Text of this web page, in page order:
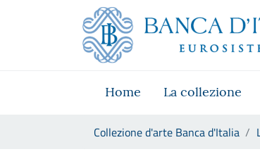
Skip to Main Content
Vai al sito istituzionale
Vai al menu di navigazione
Vai alla ricerca
Vai ai contenuti
Home La collezione
Collezione d'arte Banca d'Italia